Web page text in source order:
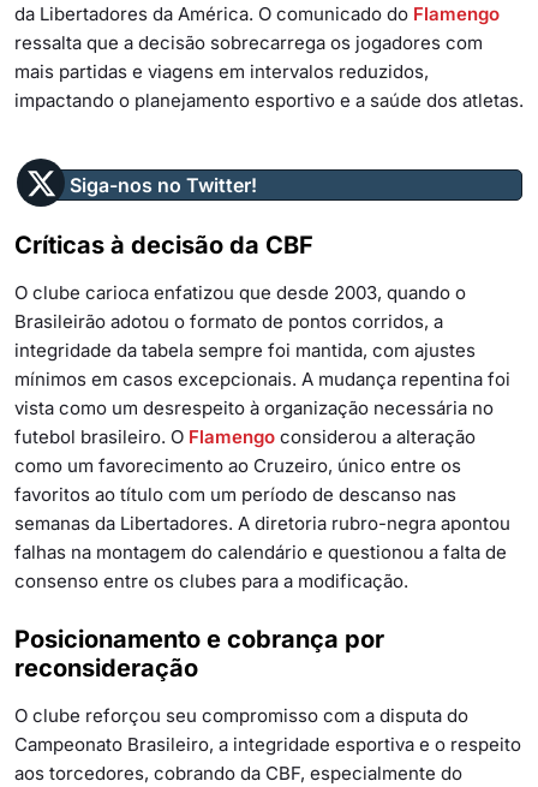
da Libertadores da América. O comunicado do Flamengo
ressalta que a decisão sobrecarrega os jogadores com
mais partidas e viagens em intervalos reduzidos,
impactando o planejamento esportivo e a saúde dos atletas.
Siga-nos no Twitter!
Críticas à decisão da CBF
O clube carioca enfatizou que desde 2003, quando o
Brasileirão adotou o formato de pontos corridos, a
integridade da tabela sempre foi mantida, com ajustes
mínimos em casos excepcionais. A mudança repentina foi
vista como um desrespeito à organização necessária no
futebol brasileiro. O Flamengo considerou a alteração
como um favorecimento ao Cruzeiro, único entre os
favoritos ao título com um período de descanso nas
semanas da Libertadores. A diretoria rubro-negra apontou
falhas na montagem do calendário e questionou a falta de
consenso entre os clubes para a modificação.
Posicionamento e cobrança por
reconsideração
O clube reforçou seu compromisso com a disputa do
Campeonato Brasileiro, a integridade esportiva e o respeito
aos torcedores, cobrando da CBF, especialmente do